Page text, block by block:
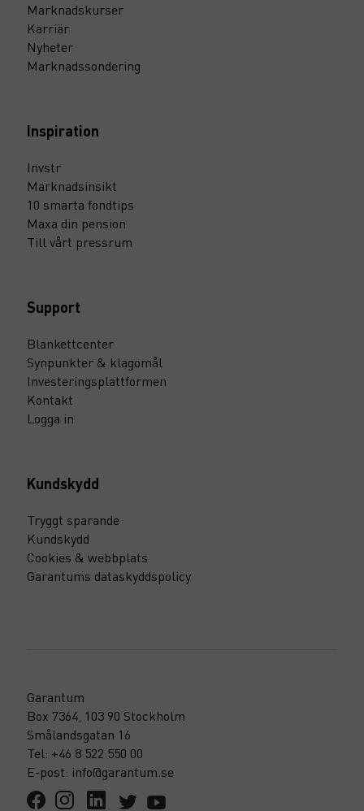
Marknadskurser
Karriär
Nyheter
Marknadssondering
Inspiration
Invstr
Marknadsinsikt
10 smarta fondtips
Maxa din pension
Till vårt pressrum
Support
Blankettcenter
Synpunkter & klagomål
Investeringsplattformen
Kontakt
Logga in
Kundskydd
Tryggt sparande
Kundskydd
Cookies & webbplats
Garantums dataskyddspolicy
Garantum
Box 7364, 103 90 Stockholm
Smålandsgatan 16
Tel: +46 8 522 550 00
E-post: info@garantum.se